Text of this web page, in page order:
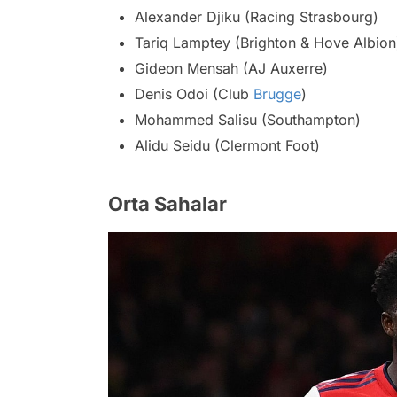
Alexander Djiku (Racing Strasbourg)
Tariq Lamptey (Brighton & Hove
Gideon Mensah (AJ Auxerre)
Denis Odoi (Club Brugge)
Mohammed Salisu (Southampton)
Alidu Seidu (Clermont Foot)
Orta Sahalar